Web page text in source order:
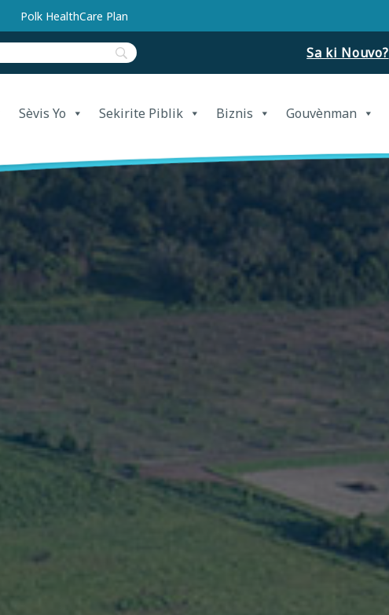
Polk HealthCare Plan
Sa ki Nouvo?
Sèvis Yo Sekirite Piblik Biznis Gouvènman